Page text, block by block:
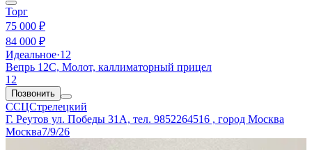
Торг
75 000 ₽
84 000 ₽
Идеальное·12
Вепрь 12С, Молот, каллиматорный прицел
12
Позвонить
ССЦСтрелецкий
Г. Реутов ул. Победы 31А, тел. 9852264516 , город Москва
Москва7/9/26